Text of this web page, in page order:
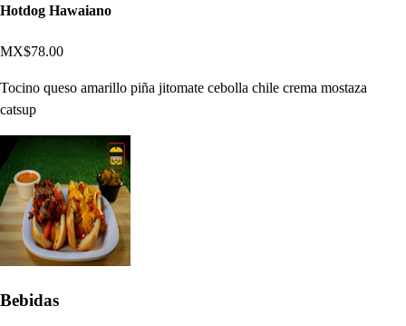
Hotdog Hawaiano
MX$78.00
Tocino queso amarillo piña jitomate cebolla chile crema mostaza
catsup
Bebidas